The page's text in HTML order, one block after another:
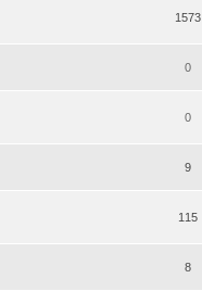
1573
0
0
9
115
8